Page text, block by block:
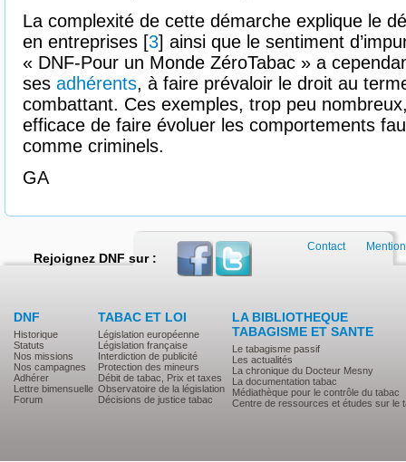
La complexité de cette démarche explique le
en entreprises [3] ainsi que le sentiment
« DNF-Pour un Monde ZéroTabac » a
ses adhérents, à faire prévaloir le droit au
combattant. Ces exemples, trop peu
efficace de faire évoluer les comportements
comme criminels.
GA
Rejoignez DNF sur :
DNF
Historique
Statuts
Nos missions
Nos campagnes
Adhérer
Lettre bimensuelle
Forum
TABAC ET LOI
Législation européenne
Législation française
Interdiction de publicité
Protection des mineurs
Débit de tabac, Prix et taxes
Observatoire de la législation
Décisions de justice tabac
LA BIBLIOTHEQUE
TABAGISME ET SANTE
Le tabagisme passif
Les actualités
La chronique du Docteur Mesny
La documentation tabac
Médiathèque pour le contrôle du tabac
Centre de ressources et études sur le
Contact